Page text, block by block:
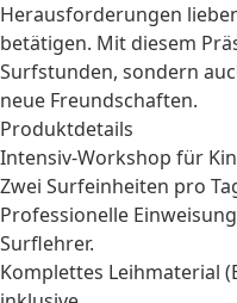
Herausforderungen
betätigen. Mit diesem
Surfstunden, sondern
neue Freundschaften.
Produktdetails
Intensiv-Workshop für
Zwei Surfeinheiten pro
Professionelle
Surflehrer.
Komplettes Leihmaterial